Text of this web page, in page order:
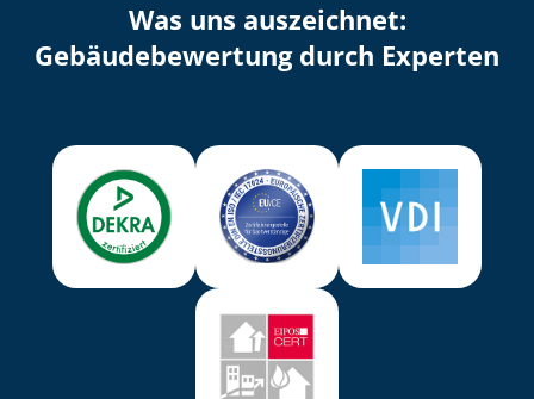
Was uns auszeichnet:
Ge­bäu­de­be­wer­tung durch Experten